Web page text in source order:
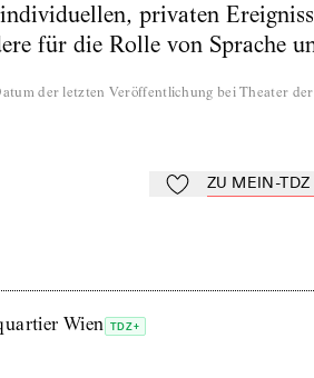
privaten
für die Rolle von Sprache
der letzten Veröffentlichung bei Theater
Zu Mein-TdZ
ZU MEIN-
Wien TDZ+